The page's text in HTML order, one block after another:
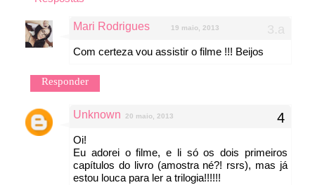
Mari Rodrigues 19 maio, 2013
Com certeza vou assistir o filme !!! Beijos
Responder
Unknown 20 maio, 2013
Oi!
Eu adorei o filme, e li só os dois primeiros
capítulos do livro (amostra né?! rsrs), mas já
estou louca para ler a trilogia!!!!!!